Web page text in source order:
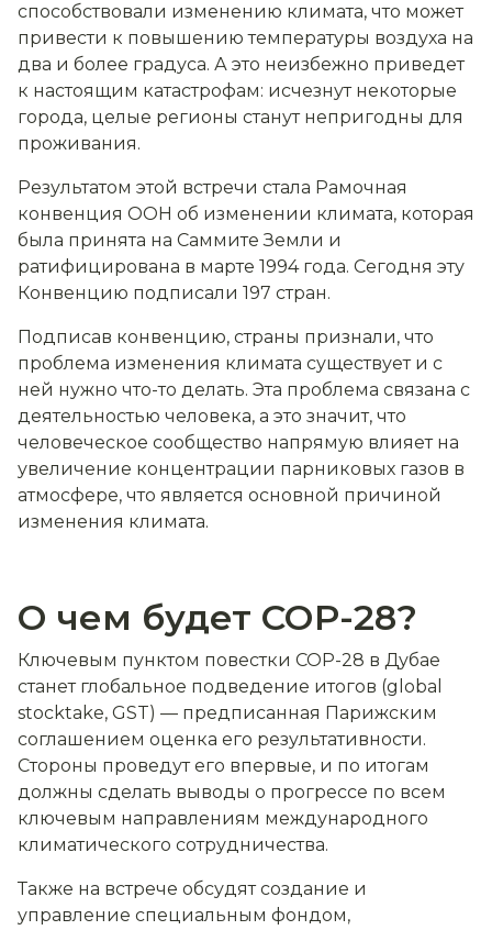
способствовали изменению климата, что может
привести к повышению температуры воздуха на
два и более градуса. А это неизбежно приведет
к настоящим катастрофам: исчезнут некоторые
города, целые регионы станут непригодны для
проживания.
Результатом этой встречи стала Рамочная
конвенция ООН об изменении климата, которая
была принята на Саммите Земли и
ратифицирована в марте 1994 года. Сегодня эту
Конвенцию подписали 197 стран.
Подписав конвенцию, страны признали, что
проблема изменения климата существует и с
ней нужно что-то делать. Эта проблема связана с
деятельностью человека, а это значит, что
человеческое сообщество напрямую влияет на
увеличение концентрации парниковых газов в
атмосфере, что является основной причиной
изменения климата.
О чем будет СОР-28?
Ключевым пунктом повестки COP-28 в Дубае
станет глобальное подведение итогов (global
stocktake, GST) — предписанная Парижским
соглашением оценка его результативности.
Cтороны проведут его впервые, и по итогам
должны сделать выводы о прогрессе по всем
ключевым направлениям международного
климатического сотрудничества.
Также на встрече обсудят создание и
управление специальным фондом,